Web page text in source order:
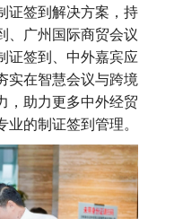
证签到解决方案，持
、广州国际商贸会议
证签到、中外嘉宾应
实在智慧会议与跨境
，助力更多中外经贸
的制证签到管理。